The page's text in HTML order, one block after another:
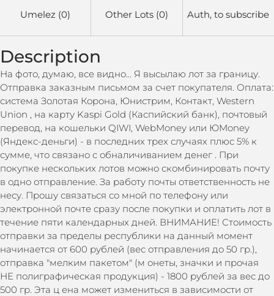
Umelez (0) Other Lots (0) Auth, to subscribe
Description
На фото, думаю, все видно... Я высылаю лот за границу.
Отправка заказным письмом за счет покупателя. Оплата:
система Золотая Корона, Юнистрим, Контакт, Western
Union , на карту Kaspi Gold (Каспийский банк), почтовый
перевод, на кошельки QIWI, WebMoney или ЮMoney
(Яндекс-деньги) - в последних трех случаях плюс 5% к
сумме, что связано с обналичиванием денег . При
покупке нескольких лотов можно скомбинировать почту
в одно отправление. За работу почты ответственность не
несу. Прошу связаться со мной по телефону или
электронной почте сразу после покупки и оплатить лот в
течение пяти календарных дней. ВНИМАНИЕ! Стоимость
отправки за пределы республики на данный момент
начинается от 600 рублей (вес отправления до 50 гр.),
отправка "мелким пакетом" (м онеты, значки и прочая
НЕ полиграфическая продукция) - 1800 рублей за вес до
500 гр. Эта ц ена может измениться в зависимости от